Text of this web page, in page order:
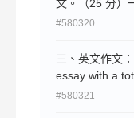
work to
best practices.
文。（25 分）
投書，反映在
彰。身 為政府
英文回應信（
#580320
三、英文作文
essay with a
words
#580321